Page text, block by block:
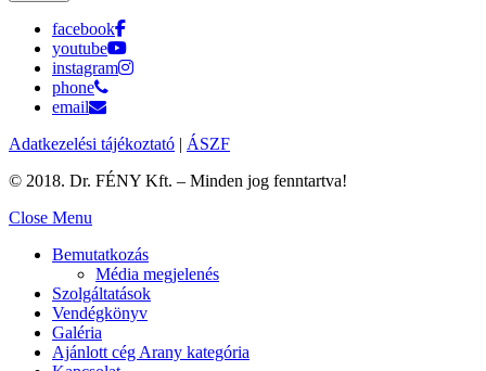
facebook
youtube
instagram
phone
email
Adatkezelési tájékoztató | ÁSZF
© 2018. Dr. FÉNY Kft. – Minden jog fenntartva!
Close Menu
Bemutatkozás
Média megjelenés
Szolgáltatások
Vendégkönyv
Galéria
Ajánlott cég Arany kategória